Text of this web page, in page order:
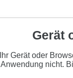
Gerät
Ihr Gerät oder
Anwendung nicht.